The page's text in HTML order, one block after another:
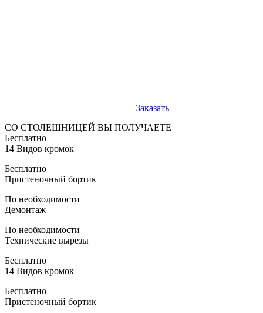
Заказать
СО СТОЛЕШНИЦЕЙ ВЫ ПОЛУЧАЕТЕ
Бесплатно
14 Видов кромок
Бесплатно
Пристеночный бортик
По необходимости
Демонтаж
По необходимости
Технические вырезы
Бесплатно
14 Видов кромок
Бесплатно
Пристеночный бортик